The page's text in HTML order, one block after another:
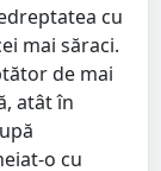
cu
mai săraci.
de mai
atât în
o cu